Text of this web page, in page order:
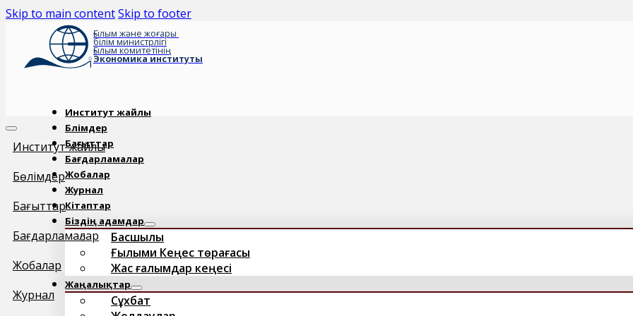
Skip to main contentSkip to footer
Ғылым және жоғары
білім министрлігі
Ғылым комитетінің
Экономика институты
Институт жайлы
Бөлімдер
Бағыттар
Бағдарламалар
Жобалар
Журнал
Кітаптар
Біздің адамдар
Басшылық
Ғылыми Кеңес төрағасы
Жас ғалымдар кеңесі
Жаңалықтар
Сұхбат
Институт жайлы
Бөлімдер
Бағыттар
Бағдарламалар
Жобалар
Журнал